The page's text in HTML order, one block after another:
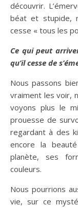
découvrir.
béat et stupide,
cesse « tous les
Ce qui peut
qu’il cesse de
Nous passons
vraiment les voir,
voyons plus le
prouesse de
regardant à des
encore la
planète, ses
couleurs.
Nous pourrions
vie, sur ce